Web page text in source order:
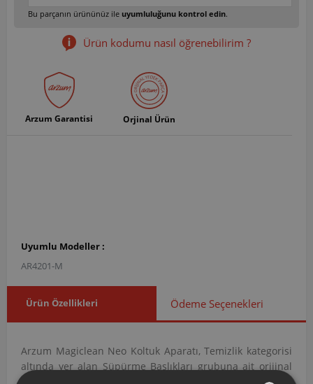
Bu parçanın ürününüz ile uyumluluğunu kontrol edin.
Ürün kodumu nasıl öğrenebilirim ?
Arzum Garantisi Orjinal Ürün
Uyumlu Modeller :
AR4201-M
Ürün Özellikleri Ödeme Seçenekleri
Arzum Magiclean Neo Koltuk Aparatı, Temizlik kategorisi
altında yer alan Süpürme Başlıkları grubuna ait orijinal